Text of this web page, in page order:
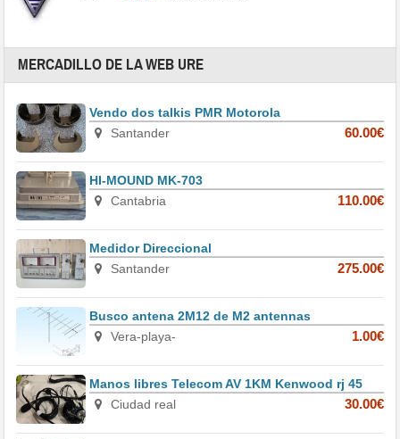
MERCADILLO DE LA WEB URE
Vendo dos talkis PMR Motorola
Santander
60.00€
HI-MOUND MK-703
Cantabria
110.00€
Medidor Direccional
Santander
275.00€
Busco antena 2M12 de M2 antennas
Vera-playa-
1.00€
Manos libres Telecom AV 1KM Kenwood rj 45
Ciudad real
30.00€